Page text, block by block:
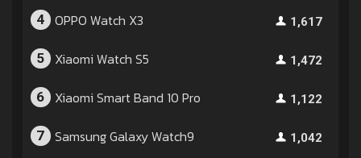
4 OPPO Watch X3 1,617
5 Xiaomi Watch S5 1,472
6 Xiaomi Smart Band 10 Pro 1,122
7 Samsung Galaxy Watch9 1,042